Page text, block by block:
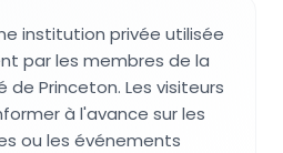
institution privée utilisée
par les membres de la
Princeton. Les visiteurs
à l'avance sur les
ou les événements